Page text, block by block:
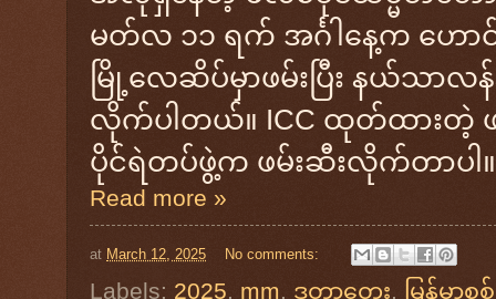
မတ်လ ၁၁ ရက် အင်္ဂါနေ့က ဟော
မြို့လေဆိပ်မှာဖမ်းပြီး နယ်သ
လိုက်ပါတယ်။ ICC ထုတ်ထားတဲ့ ဖ
ပိုင်ရဲတပ်ဖွဲ့က ဖမ်းဆီးလိုက်တာပါ။
Read more »
at March 12, 2025 No comments:
Labels: 2025, mm, ဒူတာတေး,
မြန်မာစ